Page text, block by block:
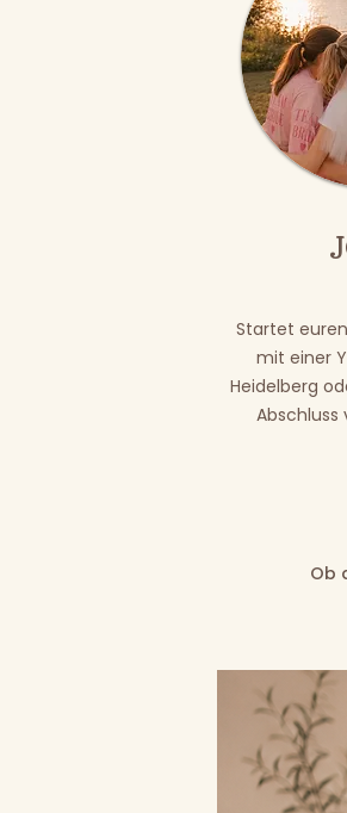
Startet
mit einer
Heidelberg
Abschluss
Ob